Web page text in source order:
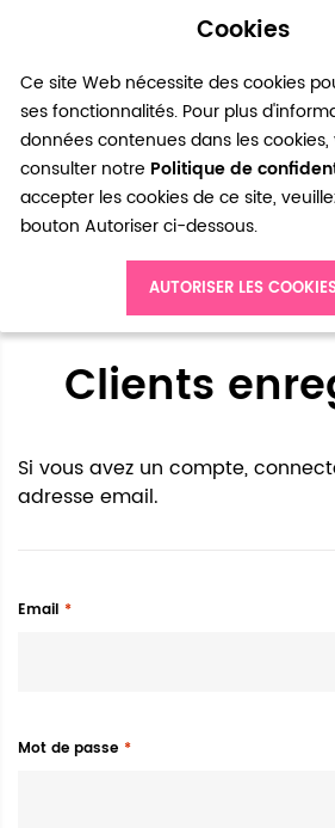
Cookies
Ce site Web nécessite des cookies
ses fonctionnalités. Pour plus
données contenues dans les cookies,
consulter notre Politique de
accepter les cookies de ce site,
bouton Autoriser ci-dessous.
AUTORISER LES
0
Accès
Clients
Si vous avez un compte,
adresse email.
Email
Mot de passe